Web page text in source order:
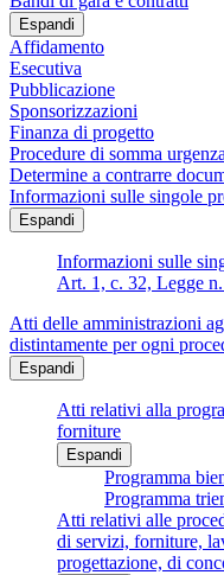
Espandi
Affidamento
Esecutiva
Pubblicazione
Sponsorizzazioni
Finanza di progetto
Procedure di somma
Determine a contrarre
Informazioni sulle singole
Espandi
Informazioni sulle
Art. 1, c. 32, Legge
Atti delle amministrazioni
distintamente per ogni
Espandi
Atti relativi alla
forniture
Espandi
Programma
Programma
Atti relativi alle
di servizi, forniture,
progettazione, di